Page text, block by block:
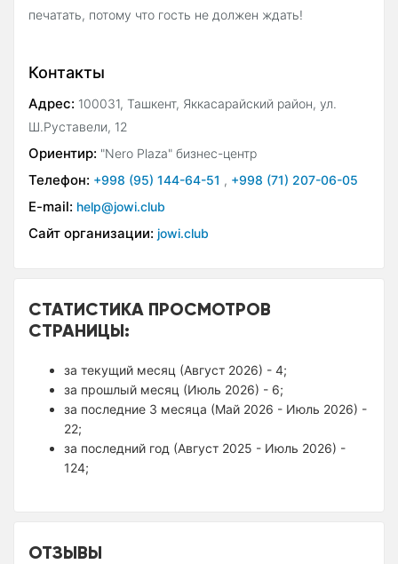
печатать, потому что гость не должен ждать!
Контакты
Адрес: 100031, Ташкент, Яккасарайский район, ул.
Ш.Руставели, 12
Ориентир: "Nero Plaza" бизнес-центр
Телефон: +998 (95) 144-64-51 , +998 (71) 207-06-05
E-mail: help@jowi.club
Сайт организации: jowi.club
СТАТИСТИКА ПРОСМОТРОВ
СТРАНИЦЫ:
за текущий месяц (Август 2026) - 4;
за прошлый месяц (Июль 2026) - 6;
за последние 3 месяца (Май 2026 - Июль 2026) -
22;
за последний год (Август 2025 - Июль 2026) -
124;
ОТЗЫВЫ